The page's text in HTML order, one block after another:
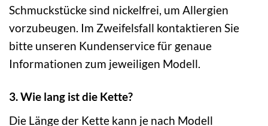
Schmuckstücke sind nickelfrei, um Allergien
vorzubeugen. Im Zweifelsfall kontaktieren Sie
bitte unseren Kundenservice für genaue
Informationen zum jeweiligen Modell.
3. Wie lang ist die Kette?
Die Länge der Kette kann je nach Modell